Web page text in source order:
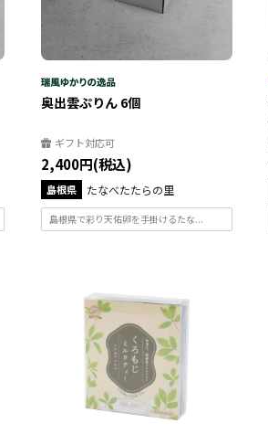
奥出雲ぷりん 6個
ギフト対応可
2,400円(税込)
島根県 たなべたたらの里
島根県で彩り天佑卵を手掛けるたな...